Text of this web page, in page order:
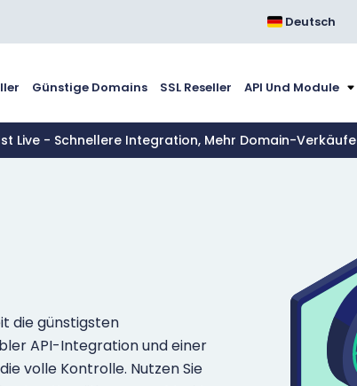
Deutsch
Günstige Domains SSL Reseller API Und Module
Ist Live - Schnellere Integration, Mehr Domain-Verkäufe
die günstigsten
API-Integration und einer
volle Kontrolle. Nutzen Sie